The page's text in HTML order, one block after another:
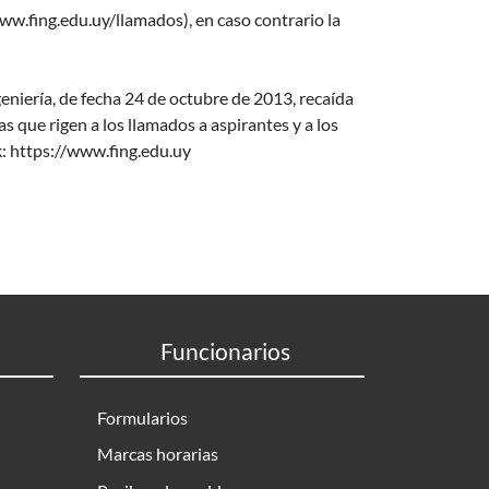
llamados), en caso contrario la
de fecha 24 de octubre de 2013, recaída
que rigen a los llamados a aspirantes y a los
https://www.fing.edu.uy
Funcionarios
Formularios
Marcas horarias